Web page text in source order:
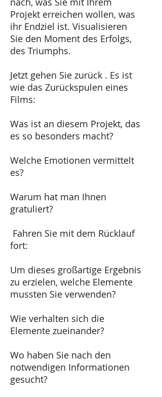
Projekt erreichen wollen, was
ihr Endziel ist. Visualisieren
Sie den Moment des Erfolgs,
des Triumphs.
Jetzt gehen Sie zurück . Es ist
wie das Zurückspulen eines
Films:
​Was ist an diesem Projekt, das
es so besonders macht?
Welche Emotionen vermittelt
es?
Warum hat man Ihnen
gratuliert?
Fahren Sie mit dem Rücklauf
fort:
​Um dieses großartige Ergebnis
zu erzielen, welche Elemente
mussten Sie verwenden?
Wie verhalten sich die
Elemente zueinander?
Wo haben Sie nach den
notwendigen Informationen
gesucht?